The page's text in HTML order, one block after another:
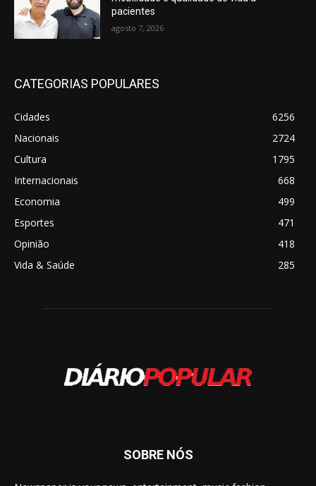
pacientes
agosto 7, 2026
CATEGORIAS POPULARES
Cidades
6256
Nacionais
2724
Cultura
1795
Internacionais
668
Economia
499
Esportes
471
Opinião
418
Vida & Saúde
285
SOBRE NÓS